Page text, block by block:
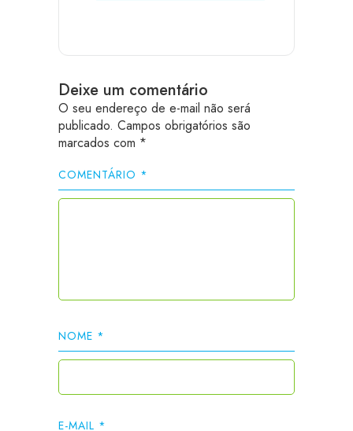
Deixe um comentário
O seu endereço de e-mail não será
publicado. Campos obrigatórios são
marcados com *
COMENTÁRIO *
NOME *
E-MAIL *